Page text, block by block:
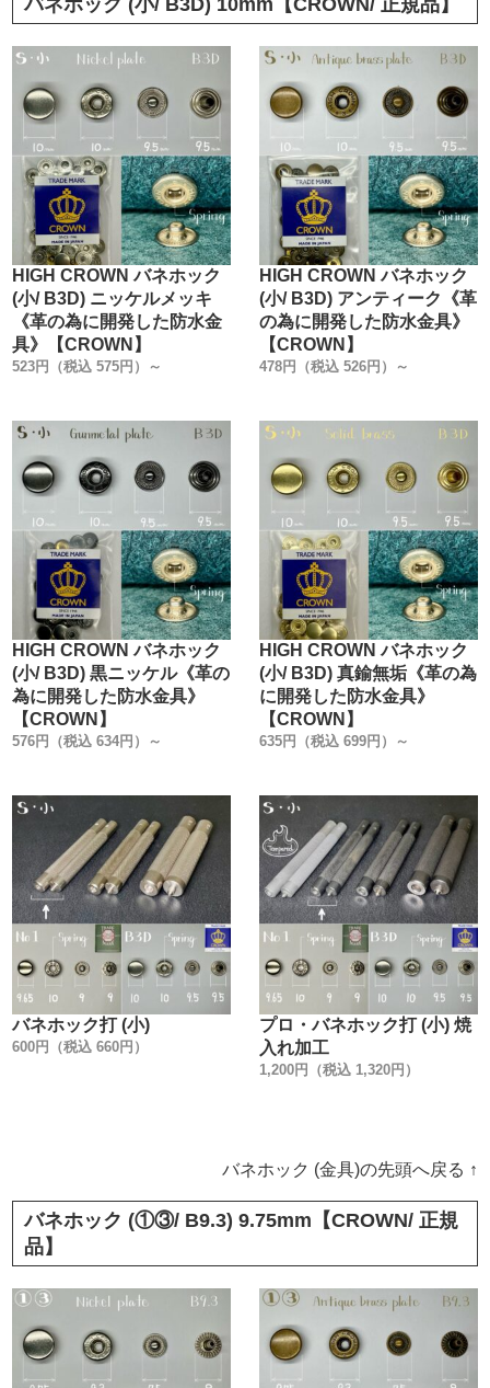
バネホック (小/ B3D) 10mm【CROWN/ 正規品】
HIGH CROWN バネホック
(小/ B3D) ニッケルメッキ
《革の為に開発した防水金
具》【CROWN】
523円（税込 575円）～
HIGH CROWN バネホック
(小/ B3D) アンティーク《革
の為に開発した防水金具》
【CROWN】
478円（税込 526円）～
HIGH CROWN バネホック
(小/ B3D) 黒ニッケル《革の
為に開発した防水金具》
【CROWN】
576円（税込 634円）～
HIGH CROWN バネホック
(小/ B3D) 真鍮無垢《革の為
に開発した防水金具》
【CROWN】
635円（税込 699円）～
バネホック打 (小)
600円（税込 660円）
プロ・バネホック打 (小) 焼
入れ加工
1,200円（税込 1,320円）
バネホック (金具)の先頭へ戻る ↑
バネホック (①③/ B9.3) 9.75mm【CROWN/ 正規
品】